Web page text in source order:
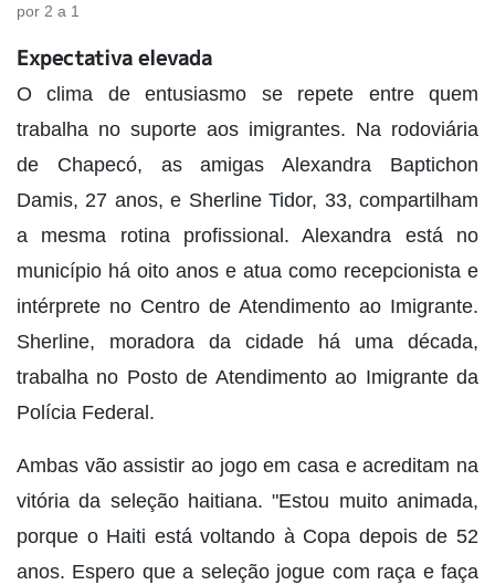
por 2 a 1
Expectativa elevada
O clima de entusiasmo se repete entre quem
trabalha no suporte aos imigrantes. Na rodoviária
de Chapecó, as amigas Alexandra Baptichon
Damis, 27 anos, e Sherline Tidor, 33, compartilham
a mesma rotina profissional. Alexandra está no
município há oito anos e atua como recepcionista e
intérprete no Centro de Atendimento ao Imigrante.
Sherline, moradora da cidade há uma década,
trabalha no Posto de Atendimento ao Imigrante da
Polícia Federal.
Ambas vão assistir ao jogo em casa e acreditam na
vitória da seleção haitiana. "Estou muito animada,
porque o Haiti está voltando à Copa depois de 52
anos. Espero que a seleção jogue com raça e faça